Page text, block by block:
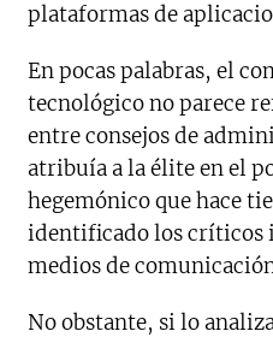
plataformas de
En pocas palabras, el
tecnológico no parece
entre consejos de
atribuía a la élite en el
hegemónico que hace
identificado los críticos
medios de
No obstante, si lo